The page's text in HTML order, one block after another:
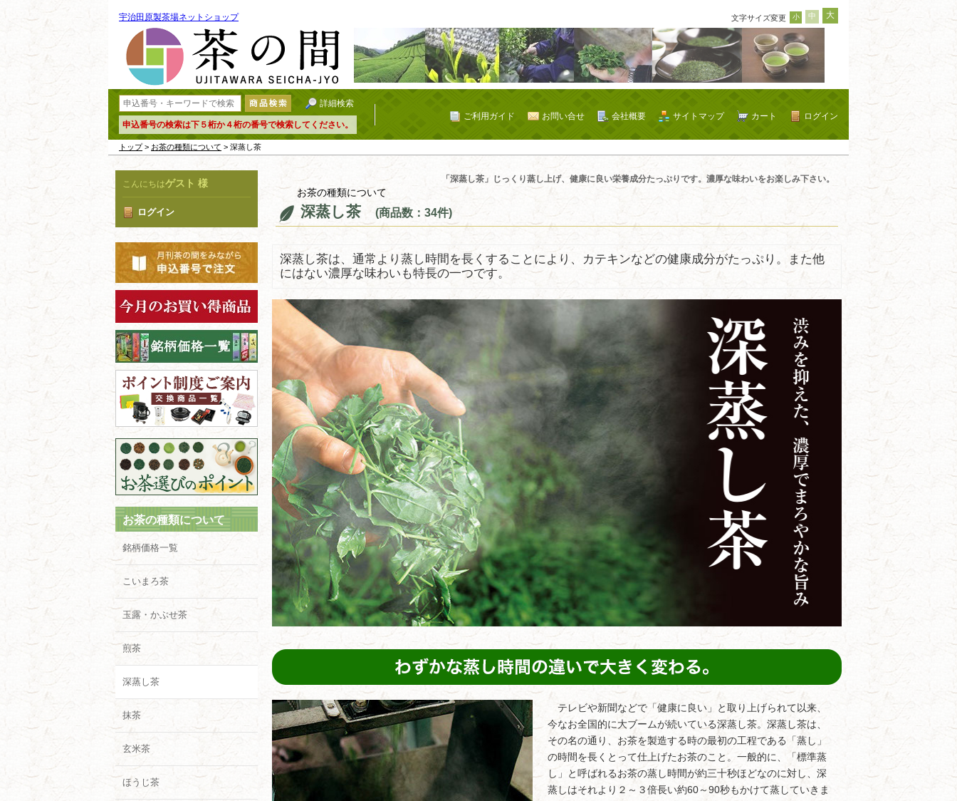
宇治田原製茶場ネットショップ 文字サイズ変更 小 中 大
詳細検索
申込番号の検索は下５桁か４桁の番号で検索してください。
ログイン
カート
サイトマップ
会社概要
お問い合せ
ご利用ガイド
トップ> お茶の種類について > 深蒸し茶
こんにちはゲスト 様
ログイン
お茶の種類について
銘柄価格一覧
こいまろ茶
玉露・かぶせ茶
煎茶
深蒸し茶
抹茶
玄米茶
ほうじ茶
「深蒸し茶」じっくり蒸し上げ、健康に良い栄養成分たっぷりです。濃厚な味わいをお楽しみ下さい。
お茶の種類について
深蒸し茶 (商品数：34件)
深蒸し茶は、通常より蒸し時間を長くすることにより、カテキンなどの健康成分がたっぷり。また他
にはない濃厚な味わいも特長の一つです。
テレビや新聞などで「健康に良い」と取り上げられて以来、
今なお全国的に大ブームが続いている深蒸し茶。深蒸し茶は、
その名の通り、お茶を製造する時の最初の工程である「蒸し」
の時間を長くとって仕上げたお茶のこと。一般的に、「標準蒸
し」と呼ばれるお茶の蒸し時間が約三十秒ほどなのに対し、深
蒸しはそれより２～３倍長い約60～90秒もかけて蒸していきま